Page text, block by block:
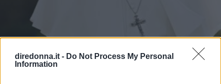
diredonna.it - Do Not Process My Personal
Information